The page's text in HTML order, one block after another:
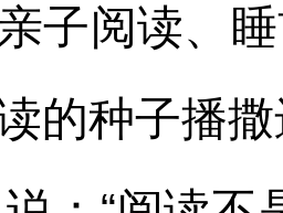
子阅读、
的种子播